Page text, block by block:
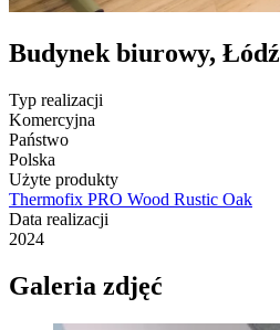
Budynek biurowy, Łódź
Typ realizacji
Komercyjna
Państwo
Polska
Użyte produkty
Thermofix PRO Wood Rustic Oak
Data realizacji
2024
Galeria zdjęć